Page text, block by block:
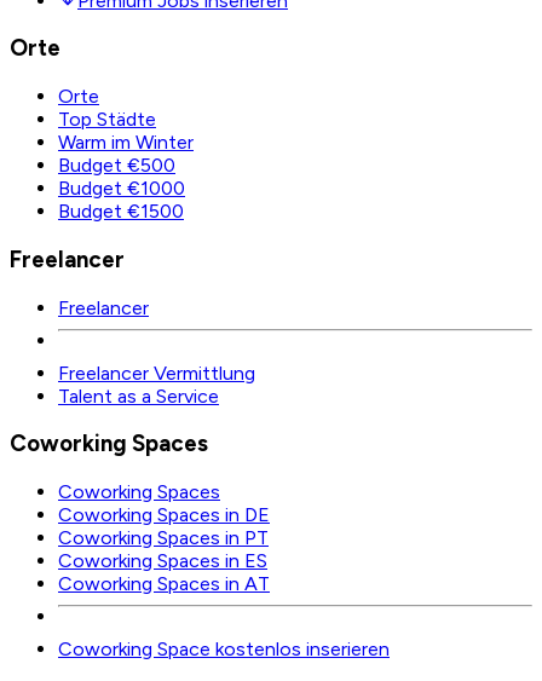
Orte
Orte
Top Städte
Warm im Winter
Budget €500
Budget €1000
Budget €1500
Freelancer
Freelancer
Freelancer Vermittlung
Talent as a Service
Coworking Spaces
Coworking Spaces
Coworking Spaces in DE
Coworking Spaces in PT
Coworking Spaces in ES
Coworking Spaces in AT
Coworking Space kostenlos inserieren